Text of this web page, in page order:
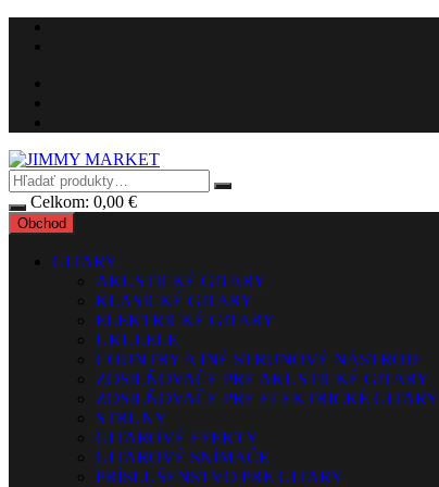
Preskočiť
Celkom: 0,00 €
Obchod
GITARY
AKUSTICKÉ GITARY
KLASICKÉ GITARY
ELEKTRICKÉ GITARY
UKULELE
COUNTRY A INÉ STRUNOVÉ NÁSTROJE
ZOSILŇOVAČE PRE AKUSTICKÉ GITARY
ZOSILŇOVAČE PRE ELEKTRICKÉ GITARY
STRUNY
GITAROVÉ EFEKTY
GITAROVÉ SNÍMAČE
PRÍSLUŠENSTVO PRE GITARY